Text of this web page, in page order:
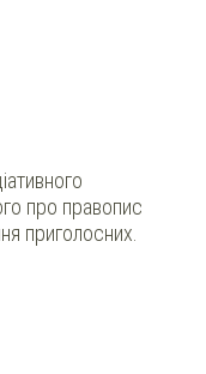
про правопис
приголосних.